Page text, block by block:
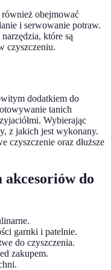
obejmować
i serwowanie potraw.
które są
czyszczeniu.
dodatkiem do
tanich
Wybierając
z jakich jest wykonany.
czyszczenie oraz dłuższe
akcesoriów do
garnki i patelnie.
do czyszczenia.
zakupem.